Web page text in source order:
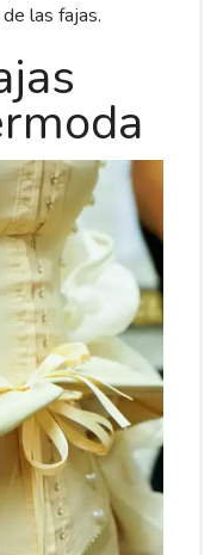
las fajas.